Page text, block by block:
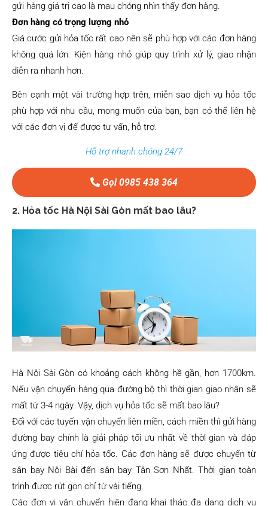
gửi hàng giá trị cao là mau chóng nhìn thấy đơn hàng.
Đơn hàng có trọng lượng nhỏ
Giá cước gửi hỏa tốc rất cao nên sẽ phù hợp với các đơn hàng
không quá lớn. Kiện hàng nhỏ giúp quy trình xử lý, giao nhận
diễn ra nhanh hơn.
Bên cạnh một vài trường hợp trên, miễn sao dịch vụ hỏa tốc
phù hợp với nhu cầu, mong muốn của bạn, bạn có thể liên hệ
với các đơn vị để được tư vấn, hỗ trợ.
Hỗ trợ nhanh chóng 24/7
Gọi 0985 438 364
2. Hỏa tốc Hà Nội Sài Gòn mất bao lâu?
Hà Nội Sài Gòn có khoảng cách không hề gần, hơn 1700km.
Nếu vận chuyển hàng qua đường bộ thì thời gian giao nhận sẽ
mất từ 3-4 ngày. Vậy, dịch vụ hỏa tốc sẽ mất bao lâu?
Đối với các tuyến vận chuyển liên miền, cách miền thì gửi hàng
đường bay chính là giải pháp tối ưu nhất về thời gian và đáp
ứng được tiêu chí hỏa tốc. Các đơn hàng sẽ được chuyển từ
sân bay Nội Bài đến sân bay Tân Sơn Nhất. Thời gian toàn
trình được rút gọn chỉ từ vài tiếng.
Các đơn vị vận chuyển hiện đang khai thác đa dạng dịch vụ